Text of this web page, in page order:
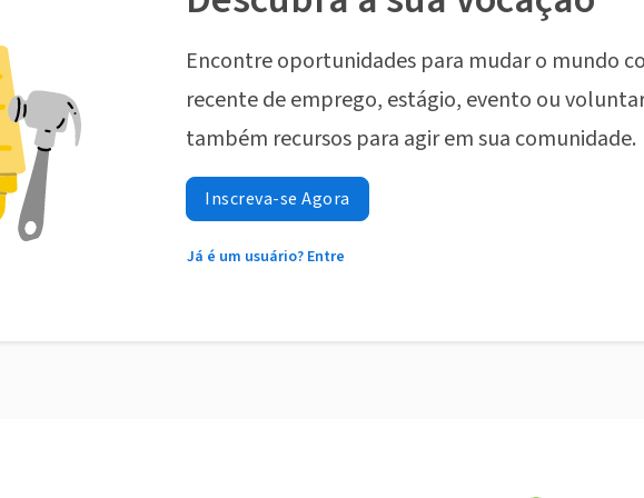
Encontre oportunidades para mudar o mundo
recente de emprego, estágio, evento ou
também recursos para agir em sua comunidade.
Inscreva-se Agora
Já é um usuário? Entre